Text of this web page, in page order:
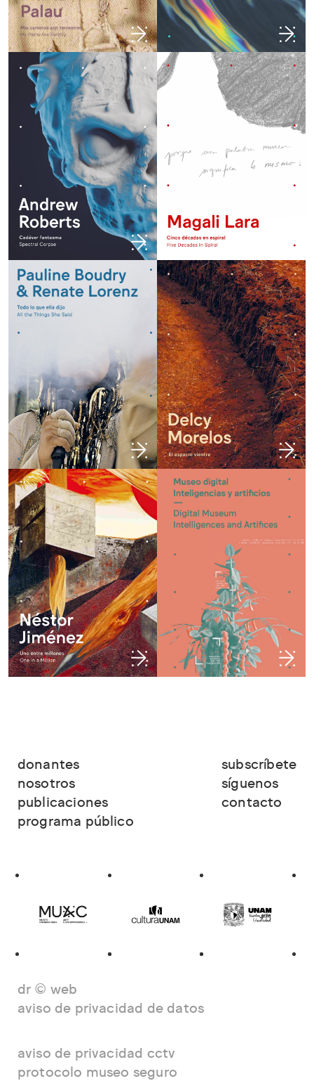
donantes
nosotros
publicaciones
programa público
subscríbete
síguenos
contacto
dr © web
aviso de privacidad de datos
aviso de privacidad cctv
protocolo museo seguro